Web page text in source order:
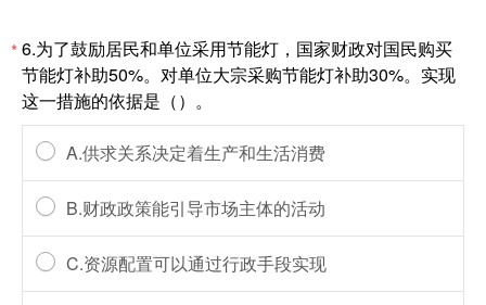
*6.为了鼓励居民和单位采用节能灯，国家财政对国民购买
节能灯补助50%。对单位大宗采购节能灯补助30%。实现
这一措施的依据是（）。
A.供求关系决定着生产和生活消费
B.财政政策能引导市场主体的活动
C.资源配置可以通过行政手段实现